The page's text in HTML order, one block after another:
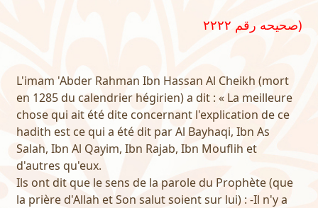
صحيحه رقم ٢٢٢٢)
L'imam 'Abder Rahman Ibn Hassan Al Cheikh (mort
en 1285 du calendrier hégirien) a dit : « La meilleure
chose qui ait été dite concernant l'explication de ce
hadith est ce qui a été dit par Al Bayhaqi, Ibn As
Salah, Ibn Al Qayim, Ibn Rajab, Ibn Mouflih et
d'autres qu'eux.
Ils ont dit que le sens de la parole du Prophète (que
la prière d'Allah et Son salut soient sur lui) : -Il n'y a